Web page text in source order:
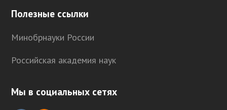
Полезные ссылки
Минобрнауки России
Российская академия наук
Мы в социальных сетях